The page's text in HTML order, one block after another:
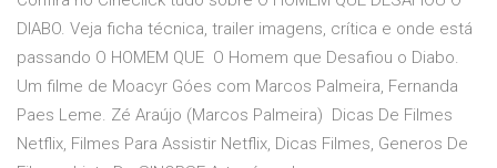
DIABO. Veja ficha técnica, trailer imagens, crítica e onde está
passando O HOMEM QUE O Homem que Desafiou o Diabo.
Um filme de Moacyr Góes com Marcos Palmeira, Fernanda
Paes Leme. Zé Araújo (Marcos Palmeira) Dicas De Filmes
Netflix, Filmes Para Assistir Netflix, Dicas Filmes, Generos De